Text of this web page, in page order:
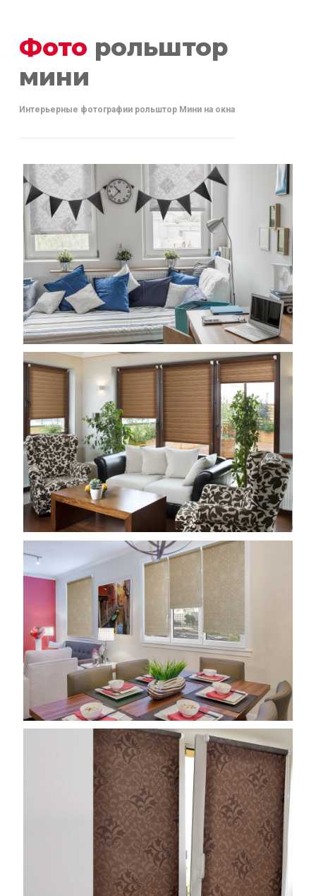
Фото рольштор
мини
Интерьерные фотографии рольштор Мини на окна